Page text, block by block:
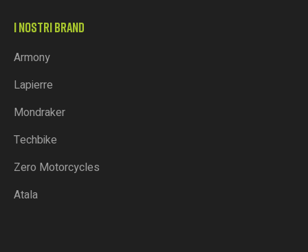
I NOSTRI BRAND
Armony
Lapierre
Mondraker
Techbike
Zero Motorcycles
Atala